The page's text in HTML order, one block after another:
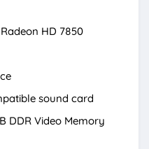
HD 7850
sound card
DDR Video Memory